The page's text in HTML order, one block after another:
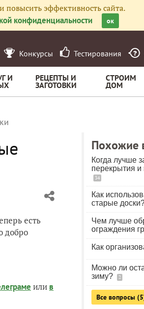
повысить эффективность сайта.
конфиденциальности ок
Конкурсы Тестирования
И РЕЦЕПТЫ И
ЗАГОТОВКИ
СТРОИМ
ДОМ
есть
добро
или в
Похожие
Когда лучше
перекрытия и
34
Как
старые
Чем лучше
ограждения
Как
Можно ли
зиму?
2
Все вопросы